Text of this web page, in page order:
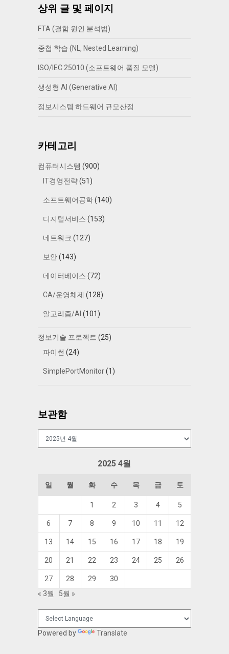
상위 글 및 페이지
FTA (결함 원인 분석법)
중첩 학습 (NL, Nested Learning)
ISO/IEC 25010 (소프트웨어 품질 모델)
생성형 AI (Generative AI)
정보시스템 하드웨어 규모산정
카테고리
컴퓨터시스템 (900)
IT경영전략(51)
소프트웨어공학(140)
디지털서비스 (153)
네트워크 (127)
보안(143)
데이터베이스 (72)
CA/운영체제 (128)
알고리즘/AI (101)
정보기술 프로젝트 (25)
파이썬 (24)
SimplePortMonitor(1)
보관함
2025 4월
일 월 화 수 목 금 토
1 2 3 4 5
6 7 8 9 10 11 12
13 14 15 16 17 18 19
20 21 22 23 24 25 26
27 28 29
30
« 3월
5월 »
Powered by Translate